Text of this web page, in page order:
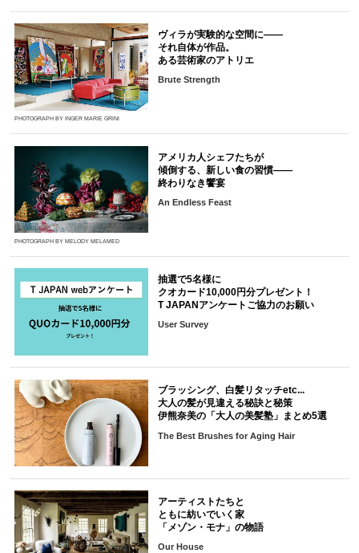
PHOTOGRAPH BY INGER MARIE GRINI
ヴィラが実験的な空間に――
それ自体が作品。
ある芸術家のアトリエ
Brute Strength
PHOTOGRAPH BY MELODY MELAMED
アメリカ人シェフたちが
傾倒する、新しい食の習慣――
終わりなき饗宴
An Endless Feast
抽選で5名様に
クオカード10,000円分プレゼント！
T JAPANアンケートご協力のお願い
User Survey
ブラッシング、白髪リタッチetc...
大人の髪が見違える秘訣と秘策
伊熊奈美の「大人の美髪塾」まとめ5選
The Best Brushes for Aging Hair
アーティストたちと
ともに紡いでいく家
「メゾン・モナ」の物語
Our House